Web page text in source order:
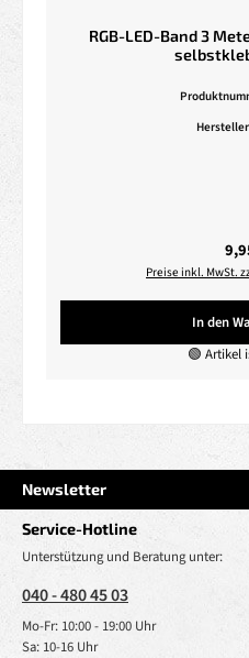
RGB-LED-Band 3
Preise inkl. MwSt.
In den
🟢 Artikel
Newsletter
Service-Hotline
Unterstützung und Beratung unter:
040 - 480 45 03
Mo-Fr: 10:00 - 19:00 Uhr
Sa: 10-16 Uhr